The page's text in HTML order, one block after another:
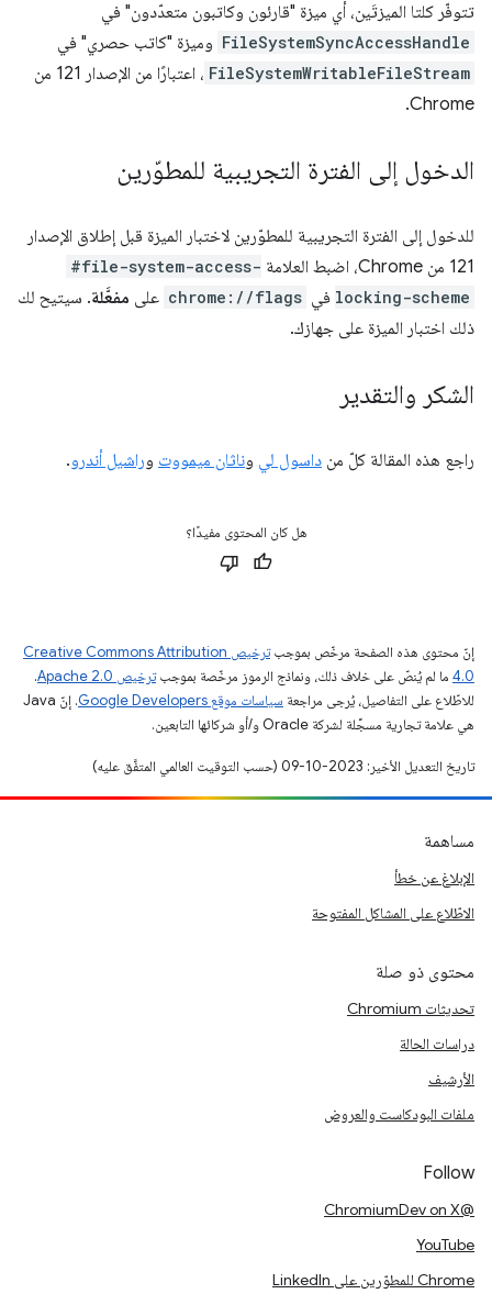
تتوفّر كلتا الميزتَين، أي ميزة "قارئون وكاتبون متعدّدون" في
FileSystemSyncAccessHandle وميزة "كاتب حصري" في
FileSystemWritableFileStream
، اعتبارًا من الإصدار 121 من
Chrome.
الدخول إلى الفترة التجريبية للمطوّرين
للدخول إلى الفترة التجريبية للمطوّرين لاختبار الميزة قبل إطلاق الإصدار
121 من Chrome، اضبط العلامة
#file-system-access-
locking-scheme في chrome://flags على مفعَّلة. سيتيح لك
ذلك اختبار الميزة على جهازك.
الشكر والتقدير
راجع هذه المقالة كلّ من داسول لي وناثان ميمووت وراشيل أندرو.
هل كان المحتوى مفيدًا؟
إنّ محتوى هذه الصفحة مرخّص بموجب
ترخيص Creative Commons Attribution
4.0‏ ما لم يُنصّ على خلاف ذلك، ونماذج الرموز مرخّصة بموجبترخيص Apache 2.0‏
.
للاطّلاع على التفاصيل، يُرجى مراجعة سياسات موقع Google Developers‏
. إنّ Java
هي علامة تجارية مسجَّلة لشركة Oracle و/أو شركائها التابعين.
تاريخ التعديل الأخير: 2023-10-09 (حسب التوقيت العالمي المتفَّق عليه)
مساهمة
الإبلاغ عن خطأ
الاطّلاع على المشاكل المفتوحة
محتوى ذو صلة
تحديثات Chromium
دراسات الحالة
الأرشيف
ملفات البودكاست والعروض
Follow
@ChromiumDev on X
YouTube
Chrome للمطوّرين على LinkedIn